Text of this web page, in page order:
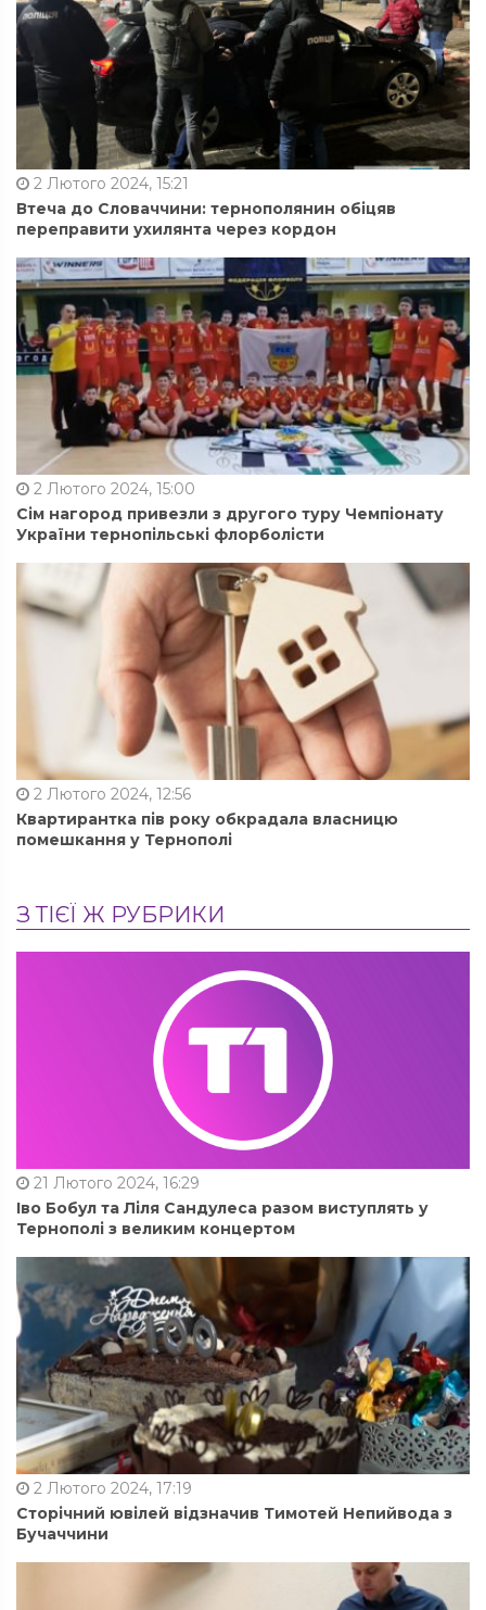
2 Лютого 2024, 15:21
Втеча до Словаччини: тернополянин обіцяв
переправити ухилянта через кордон
2 Лютого 2024, 15:00
Сім нагород привезли з другого туру Чемпіонату
України тернопільські флорболісти
2 Лютого 2024, 12:56
Квартирантка пів року обкрадала власницю
помешкання у Тернополі
З ТІЄЇ Ж РУБРИКИ
21 Лютого 2024, 16:29
Іво Бобул та Ліля Сандулеса разом виступлять у
Тернополі з великим концертом
2 Лютого 2024, 17:19
Сторічний ювілей відзначив Тимотей Непийвода з
Бучаччини